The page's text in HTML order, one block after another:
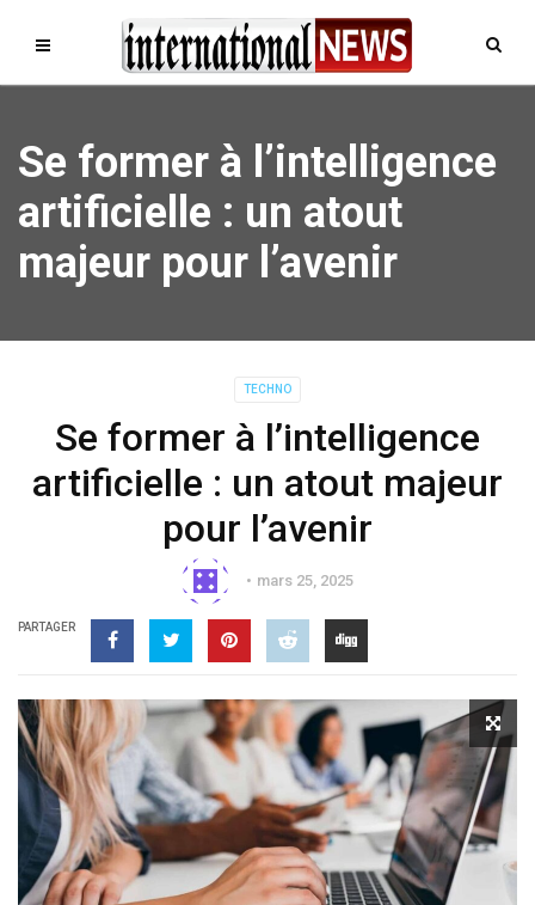
Se former à l’intelligence
artificielle : un atout
majeur pour l’avenir
TECHNO
Se former à l’intelligence
artificielle : un atout majeur
pour l’avenir
mars 25, 2025
PARTAGER